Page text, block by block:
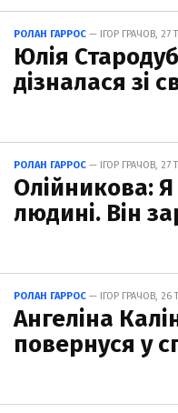
РОЛАН ГАРРОС — ІГОР ГРАЧОВ, 27
Юлія
дізналася зі
РОЛАН ГАРРОС — ІГОР ГРАЧОВ, 27
Олійникова:
людині. Він
РОЛАН ГАРРОС — ІГОР ГРАЧОВ, 26
Ангеліна
повернуся у